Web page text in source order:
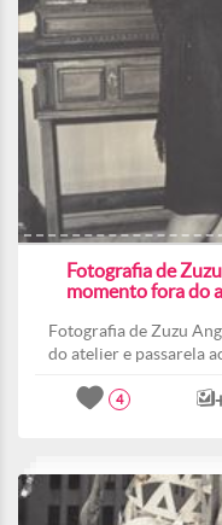
Fotografia de
momento fora do
Fotografia de Zuzu
do atelier e passarela
4